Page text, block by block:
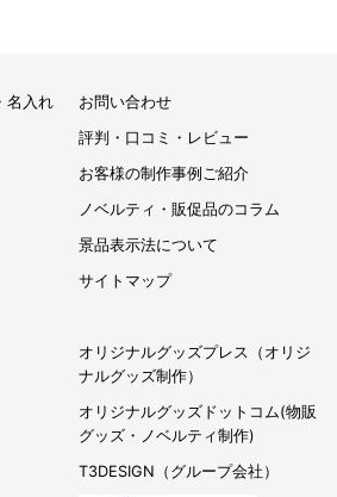
名入れ
お問い合わせ
評判・口コミ・レビュー
お客様の制作事例ご紹介
ノベルティ・販促品のコラム
景品表示法について
サイトマップ
オリジナルグッズプレス（オリジ
ナルグッズ制作）
オリジナルグッズドットコム(物販
グッズ・ノベルティ制作)
T3DESIGN（グループ会社）